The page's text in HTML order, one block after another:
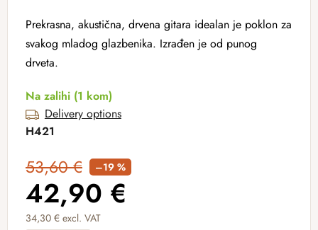
Prekrasna, akustična, drvena gitara idealan je poklon za
svakog mladog glazbenika. Izrađen je od punog
drveta.
Na zalihi (1 kom)
Delivery options
H421
53,60 € –19 %
42,90 €
34,30 € excl. VAT